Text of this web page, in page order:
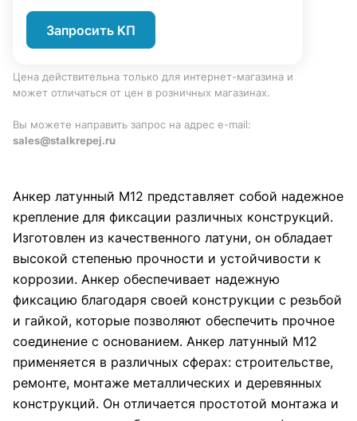
Запросить КП
Цена действительна только для интернет-магазина и
может отличаться от цен в розничных магазинах.
Вы можете направить запрос на адрес e-mail:
sales@stalkrepej.ru
Анкер латунный М12 представляет собой надежное
крепление для фиксации различных конструкций.
Изготовлен из качественного латуни, он обладает
высокой степенью прочности и устойчивости к
коррозии. Анкер обеспечивает надежную
фиксацию благодаря своей конструкции с резьбой
и гайкой, которые позволяют обеспечить прочное
соединение с основанием. Анкер латунный М12
применяется в различных сферах: строительстве,
ремонте, монтаже металлических и деревянных
конструкций. Он отличается простотой монтажа и